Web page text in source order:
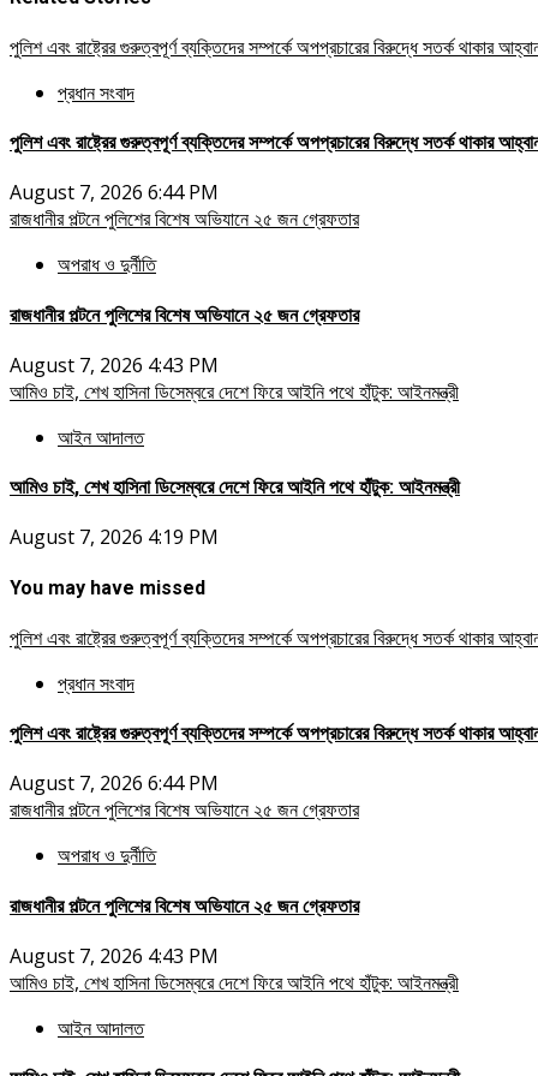
পুলিশ এবং রাষ্ট্রের গুরুত্বপূর্ণ ব্যক্তিদের সম্পর্কে অপপ্রচারের বিরুদ্ধে সতর্ক থাকার
প্রধান সংবাদ
পুলিশ এবং রাষ্ট্রের গুরুত্বপূর্ণ ব্যক্তিদের সম্পর্কে অপপ্রচারের বিরুদ্ধে সতর্ক থাকার
August 7, 2026 6:44 PM
রাজধানীর পল্টনে পুলিশের বিশেষ অভিযানে ২৫ জন গ্রেফতার
অপরাধ ও দুর্নীতি
রাজধানীর পল্টনে পুলিশের বিশেষ অভিযানে ২৫ জন গ্রেফতার
August 7, 2026 4:43 PM
আমিও চাই, শেখ হাসিনা ডিসেম্বরে দেশে ফিরে আইনি পথে হাঁটুক: আইনমন্ত্রী
আইন আদালত
আমিও চাই, শেখ হাসিনা ডিসেম্বরে দেশে ফিরে আইনি পথে হাঁটুক: আইনমন্ত্রী
August 7, 2026 4:19 PM
You may have missed
পুলিশ এবং রাষ্ট্রের গুরুত্বপূর্ণ ব্যক্তিদের সম্পর্কে অপপ্রচারের বিরুদ্ধে সতর্ক থাকার
প্রধান সংবাদ
পুলিশ এবং রাষ্ট্রের গুরুত্বপূর্ণ ব্যক্তিদের সম্পর্কে অপপ্রচারের বিরুদ্ধে সতর্ক থাকার
August 7, 2026 6:44 PM
রাজধানীর পল্টনে পুলিশের বিশেষ অভিযানে ২৫ জন গ্রেফতার
অপরাধ ও দুর্নীতি
রাজধানীর পল্টনে পুলিশের বিশেষ অভিযানে ২৫ জন গ্রেফতার
August 7, 2026 4:43 PM
আমিও চাই, শেখ হাসিনা ডিসেম্বরে দেশে ফিরে আইনি পথে হাঁটুক: আইনমন্ত্রী
আইন আদালত